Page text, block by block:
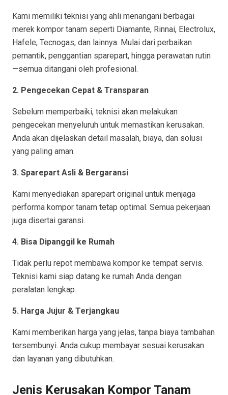
Kami memiliki teknisi yang ahli menangani berbagai
merek kompor tanam seperti Diamante, Rinnai, Electrolux,
Hafele, Tecnogas, dan lainnya. Mulai dari perbaikan
pemantik, penggantian sparepart, hingga perawatan rutin
—semua ditangani oleh profesional.
2. Pengecekan Cepat & Transparan
Sebelum memperbaiki, teknisi akan melakukan
pengecekan menyeluruh untuk memastikan kerusakan.
Anda akan dijelaskan detail masalah, biaya, dan solusi
yang paling aman.
3. Sparepart Asli & Bergaransi
Kami menyediakan sparepart original untuk menjaga
performa kompor tanam tetap optimal. Semua pekerjaan
juga disertai garansi.
4. Bisa Dipanggil ke Rumah
Tidak perlu repot membawa kompor ke tempat servis.
Teknisi kami siap datang ke rumah Anda dengan
peralatan lengkap.
5. Harga Jujur & Terjangkau
Kami memberikan harga yang jelas, tanpa biaya tambahan
tersembunyi. Anda cukup membayar sesuai kerusakan
dan layanan yang dibutuhkan.
Jenis Kerusakan Kompor Tanam